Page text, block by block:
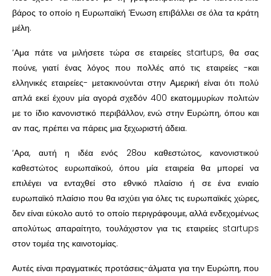
βάρος το οποίο η Ευρωπαϊκή Ένωση επιβάλλει σε όλα τα κράτη
μέλη.
‘Αμα πάτε να μιλήσετε τώρα σε εταιρείες startups, θα σας
πούνε, γιατί ένας λόγος που πολλές από τις εταιρείες -και
ελληνικές εταιρείες- μετακινούνται στην Αμερική είναι ότι πολύ
απλά εκεί έχουν μία αγορά σχεδόν 400 εκατομμυρίων πολιτών
με το ίδιο κανονιστικό περιβάλλον, ενώ στην Ευρώπη, όπου και
αν πας, πρέπει να πάρεις μια ξεχωριστή άδεια.
‘Αρα, αυτή η ιδέα ενός 28ου καθεστώτος, κανονιστικού
καθεστώτος ευρωπαϊκού, όπου μία εταιρεία θα μπορεί να
επιλέγει να ενταχθεί στο εθνικό πλαίσιο ή σε ένα ενιαίο
ευρωπαϊκό πλαίσιο που θα ισχύει για όλες τις ευρωπαϊκές χώρες,
δεν είναι εύκολο αυτό το οποίο περιγράφουμε, αλλά ενδεχομένως
απολύτως απαραίτητο, τουλάχιστον για τις εταιρείες startups
στον τομέα της καινοτομίας.
Αυτές είναι πραγματικές προτάσεις-άλματα για την Ευρώπη, που